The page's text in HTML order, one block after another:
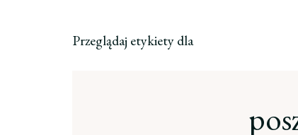
Przeglądaj etykiety dla